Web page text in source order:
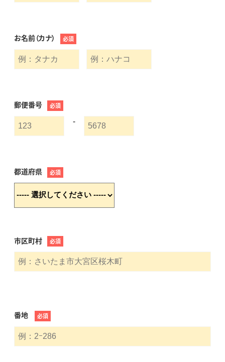
お名前（カナ） 必須
郵便番号 必須
-
都道府県 必須
市区町村 必須
番地 必須